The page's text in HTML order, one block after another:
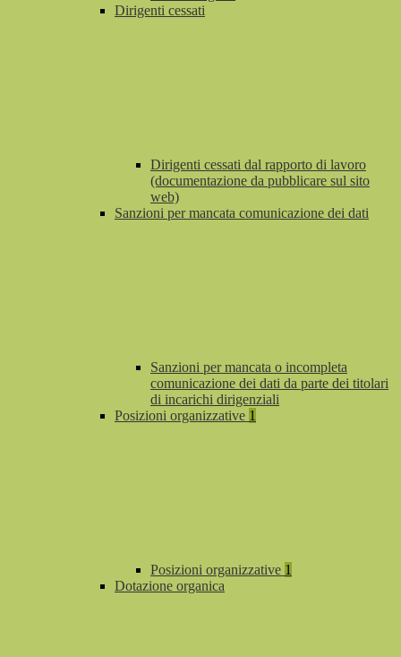
Dirigenti cessati
Dirigenti cessati dal rapporto di lavoro
(documentazione da pubblicare sul sito
web)
Sanzioni per mancata comunicazione dei dati
Sanzioni per mancata o incompleta
comunicazione dei dati da parte dei titolari
di incarichi dirigenziali
Posizioni organizzative 1
Posizioni organizzative 1
Dotazione organica